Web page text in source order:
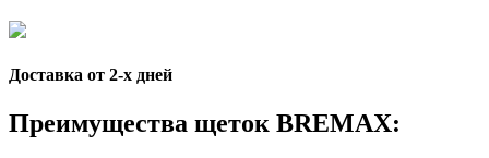
Доставка от 2-x дней
Преимущества щеток BREMAX: